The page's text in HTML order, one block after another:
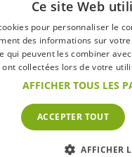
Mentions légales
s'entendent toutes taxes comprises.
du Code belge de droit économique.
Ce site Web
pour personnaliser le
des informations sur
qui peuvent les combiner
collectées lors de votre
AFFICHER TOUS LES
ACCEPTER TOUT
AFFICHER